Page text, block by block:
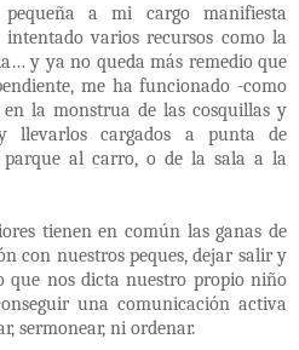
a mi cargo manifiesta
varios recursos como la
y ya no queda más remedio que
me ha funcionado -como
la monstrua de las cosquillas y
llevarlos cargados a punta de
al carro, o de la sala a la
tienen en común las ganas de
con nuestros peques, dejar salir y
que nos dicta nuestro propio niño
una comunicación activa
sermonear, ni ordenar.